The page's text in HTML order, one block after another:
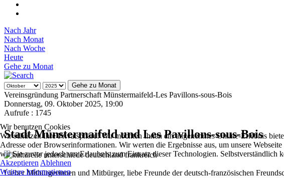
Nach Jahr
Nach Monat
Nach Woche
Heute
Gehe zu Monat
Gehe zu Monat
Vereinsgründung Partnerschaft Münstermaifeld-Les Pavillons-sous-Bois
Donnerstag, 09. Oktober 2025, 19:00
Aufrufe : 1745
Stadt Münstermaifeld und Les Pavillons-sous-Bois
Lieber Mitbürgerinnen und Mitbürger, liebe Freunde der deutsch-französischen
Wir benutzen Cookies
Wir schützen Ihre Privatsphäre! Wir möchten Ihnen ein angenehmes Online-Erlebnis
Adresse oder Browserinformationen. Wir werten die Ergebnisse aus, um unsere
wir Sie zuvor jedoch um Erlaubnis zum Einsatz dieser Technologien. Selbstverständlich
Akzeptieren Ablehnen
Weitere Informationen